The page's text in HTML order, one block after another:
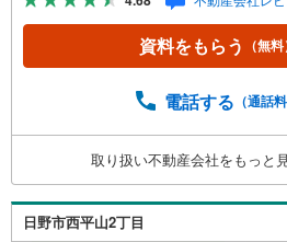
「住まい」をご提案をするこ
ネット予約で当日見学が可能
る］をクリック（2）本日～4
産流通各社の2025年度中間期
客様からのお言葉に感謝して
探しをお約束します。お家探
らまずは、お気軽に東宝ハウ
か？スタッフ一同お客様のお
す。
資料をもらう （無料
電話する （通話
取り扱い不動産会社をもっと
日野市西平山2丁目